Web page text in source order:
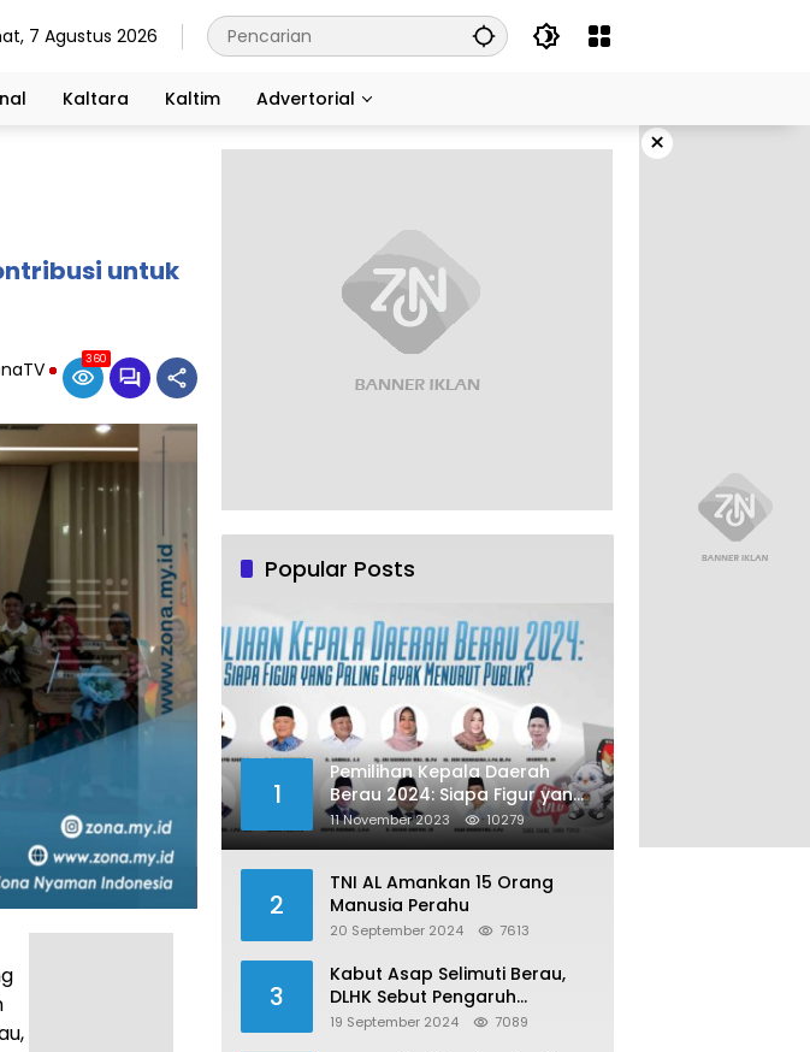
7 Agustus 2026
Kaltara Kaltim Advertorial
×
untuk
360
Popular Posts
1
Pemilihan Kepala Daerah
Berau 2024: Siapa Figur yang
Paling Layak Menurut Publik?
11 November 2023 10279
2
TNI AL Amankan 15 Orang
Manusia Perahu
20 September 2024 7613
3
Kabut Asap Selimuti Berau,
DLHK Sebut Pengaruh
Karhutla
19 September 2024 7089